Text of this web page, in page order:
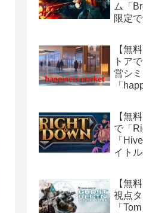
ム「
限定
【無
トア
営シ
「
【無
で「
「
イト
【無
視点
「